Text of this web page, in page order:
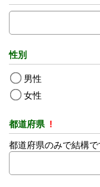
性別
男性
女性
都道府県 !
都道府県のみで結構で